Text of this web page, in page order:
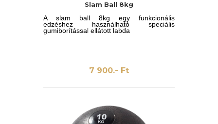
Slam Ball 8kg
A slam ball 8kg egy funkcionális
edzéshez használható speciális
gumiborítással ellátott labda
7 900.- Ft